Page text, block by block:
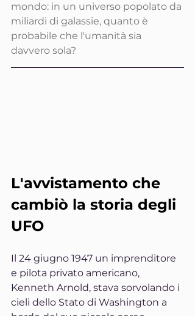
mondo: in un universo popolato da
miliardi di galassie, quanto è
probabile che l'umanità sia
davvero sola?
L'avvistamento che
cambiò la storia degli
UFO
Il 24 giugno 1947 un imprenditore
e pilota privato americano,
Kenneth Arnold, stava sorvolando i
cieli dello Stato di Washington a